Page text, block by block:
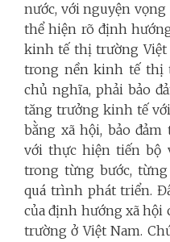
nước, với nguyện vọng
thể hiện rõ định
kinh tế thị trường Việt
trong nền kinh tế thị
chủ nghĩa, phải bảo
tăng trưởng kinh tế
bằng xã hội, bảo
với thực hiện tiến bộ
trong từng bước,
quá trình phát triển.
của định hướng xã
trường ở Việt Nam.